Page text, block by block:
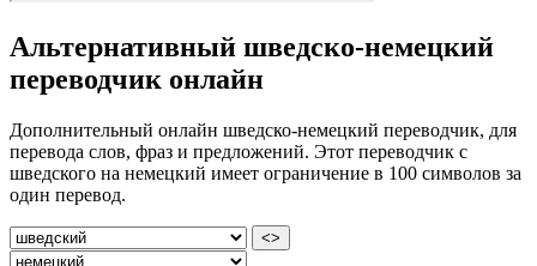
Альтернативный шведско-немецкий
переводчик онлайн
Дополнительный онлайн шведско-немецкий переводчик, для
перевода слов, фраз и предложений. Этот переводчик с
шведского на немецкий имеет ограничение в 100 символов за
один перевод.
<>